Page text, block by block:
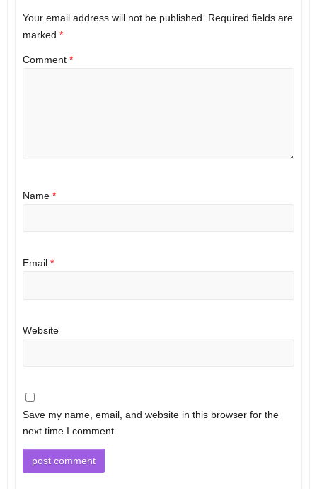
Your email address will not be published.
Required fields are
marked *
Comment *
Name *
Email *
Website
Save my name, email, and website in this browser for the
next time I comment.